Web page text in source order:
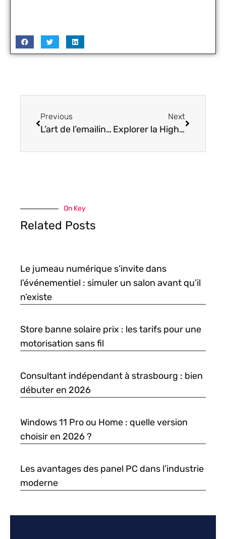
Previous
L’art de l’emailing sous le règne du RGPD : comment engager sans enfreindre la loi ?
Next
Explorer la High-Tech : un guide pour changer sa messagerie vocale
On Key
Related Posts
Le jumeau numérique s’invite dans
l’événementiel : simuler un salon avant qu’il
n’existe
Store banne solaire prix : les tarifs pour une
motorisation sans fil
Consultant indépendant à strasbourg : bien
débuter en 2026
Windows 11 Pro ou Home : quelle version
choisir en 2026 ?
Les avantages des panel PC dans l’industrie
moderne